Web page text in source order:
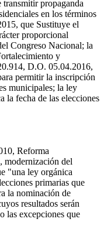
propaganda
en los términos
que Sustituye el
proporcional
Congreso Nacional; la
y
D.O. 05.04.2016,
permitir la inscripción
municipales; la ley
fecha de las elecciones
Reforma
modernización del
"una ley orgánica
primarias que
la nominación de
resultados serán
las excepciones que